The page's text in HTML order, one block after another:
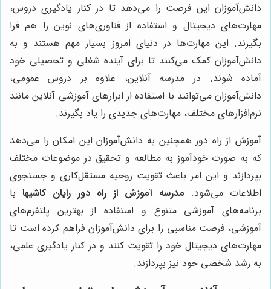
دانش‌آموزان این فرصت را می‌دهد تا در کنار یادگیری دروس،
مهارت‌های دیجیتال و استفاده از فناوری‌های نوین را هم فرا
بگیرند. این مهارت‌ها در دنیای امروز بسیار مهم هستند و به
دانش‌آموزان کمک می‌کنند تا برای آینده شغلی و تحصیلی خود
آماده شوند. در مدرسه آنلاین، علاوه بر دروس عمومی،
دانش‌آموزان می‌توانند با استفاده از ابزارهای آموزشی آنلاین مانند
نرم‌افزارهای مختلف، مهارت‌های جدیدی را یاد بگیرند.
آموزش از راه دور همچنین به دانش‌آموزان این امکان را می‌دهد
که به صورت خودآموز به مطالعه و تحقیق در موضوعات مختلف
بپردازند و این امر باعث تقویت روحیه مستقل‌کاری و جستجوی
اطلاعات می‌شود. مدرسه آموزش از راه دور رایان کاشیها با
برنامه‌های آموزشی متنوع و استفاده از بهترین پلتفرم‌های
آموزشی، فرصت مناسبی را برای دانش‌آموزان فراهم کرده است تا
مهارت‌های دیجیتال خود را تقویت کنند و در کنار یادگیری علمی،
به رشد شخصی خود نیز بپردازند.